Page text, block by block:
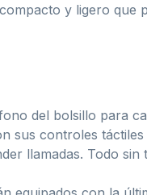
y ligero que
del bolsillo para
sus controles
llamadas. Todo